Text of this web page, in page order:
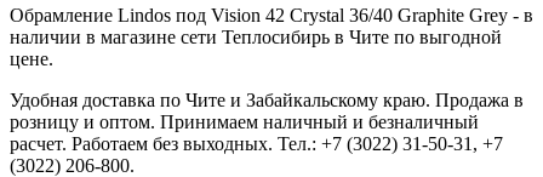
Обрамление Lindos под Vision 42 Crystal 36/40 Graphite Grey - в
наличии в магазине сети Теплосибирь в Чите по выгодной
цене.
Удобная доставка по Чите и Забайкальскому краю. Продажа в
розницу и оптом. Принимаем наличный и безналичный
расчет. Работаем без выходных. Тел.: +7 (3022) 31-50-31, +7
(3022) 206-800.